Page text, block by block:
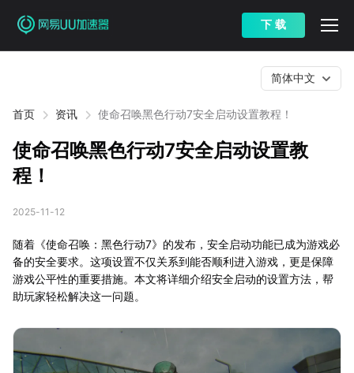
下 载
首页 资讯 使命召唤黑色行动7安全启动设置教程！
简体中文
使命召唤黑色行动7安全启动设置教
程！
2025-11-12
随着《使命召唤：黑色行动7》的发布，安全启动功能已成为游戏必
备的安全要求。这项设置不仅关系到能否顺利进入游戏，更是保障
游戏公平性的重要措施。本文将详细介绍安全启动的设置方法，帮
助玩家轻松解决这一问题。